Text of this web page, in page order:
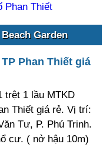
Phan Thiết
Garden
Phan Thiết giá
trệt 1 lầu MTKD
Thiết giá rẻ. Vị trí:
Tư, P. Phú Trinh.
cư. ( nở hậu 10m)